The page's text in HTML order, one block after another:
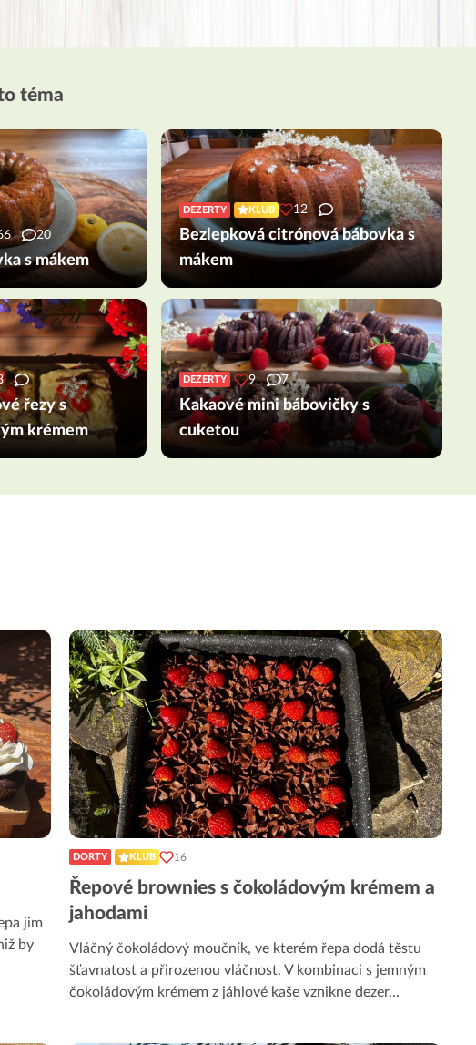
téma
20
s mákem
DEZERTY KLUB 12
Bezlepková citrónová bábovka s
mákem
řezy s
krémem
DEZERTY 9 7
Kakaové mini bábovičky s
cuketou
jim
by
DORTY KLUB 16
Řepové brownies s čokoládovým krémem a
jahodami
Vláčný čokoládový moučník, ve kterém řepa dodá těstu
šťavnatost a přirozenou vláčnost. V kombinaci s jemným
čokoládovým krémem z jáhlové kaše vznikne dezer...